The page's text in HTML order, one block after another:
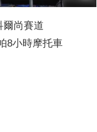
爾尚賽道
8小時摩托車